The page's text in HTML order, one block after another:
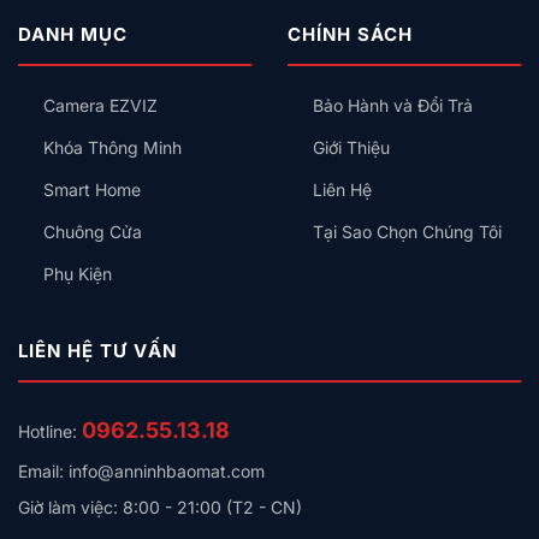
H8C Pro 4K Chế độ xem toàn cảnh với tầm nhìn 4K
bảo vệ không gian ngoài trời của bạn. Với độ phân giải
tiết nhỏ nhất cũng được ghi lại — bạn có thể dễ dàng
nhìn thấy khuôn mặt của chú chó vui vẻ của mình ngay
ngang và nghiêng, camera cung cấp khả năng bảo vệ
toàn diện 360 độ để bạn an tâm lâu dài.
DANH MỤC
Camera EZVIZ
Khóa Thông Minh
Smart Home
Chuông Cửa
Phụ Kiện
CHÍNH SÁCH
Bảo Hành và Đổi Trả
Giới Thiệu
Liên Hệ
Tại Sao Chọn Chúng Tôi
LIÊN HỆ TƯ VẤN
Hotline: 0962.55.13.18
Email: info@anninhbaomat.com
Giờ làm việc: 8:00 - 21:00 (T2 - CN)